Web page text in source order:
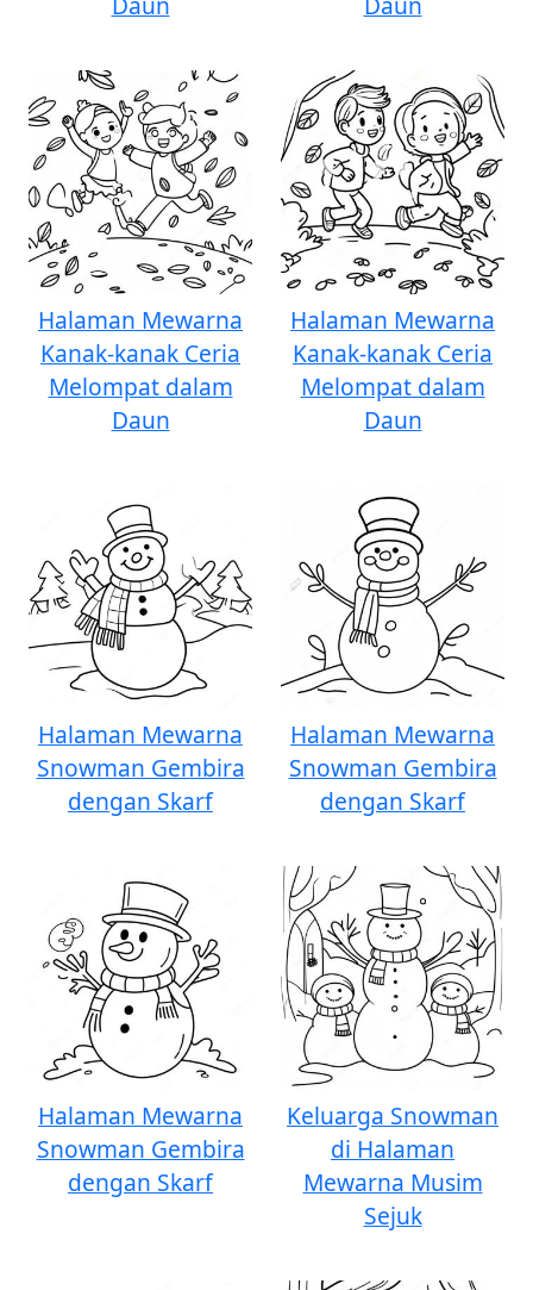
Halaman Mewarna
Kanak-kanak Ceria
Melompat dalam
Daun
Halaman Mewarna
Kanak-kanak Ceria
Melompat dalam
Daun
Halaman Mewarna
Snowman Gembira
dengan Skarf
Halaman Mewarna
Snowman Gembira
dengan Skarf
Halaman Mewarna
Snowman Gembira
dengan Skarf
Keluarga Snowman
di Halaman
Mewarna Musim
Sejuk